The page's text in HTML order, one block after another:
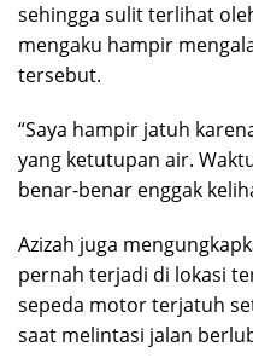
sehingga sulit terlihat
mengaku hampir
tersebut.
“Saya hampir jatuh
yang ketutupan air.
benar-benar enggak
Azizah juga
pernah terjadi di lokasi
sepeda motor terjatuh
saat melintasi jalan